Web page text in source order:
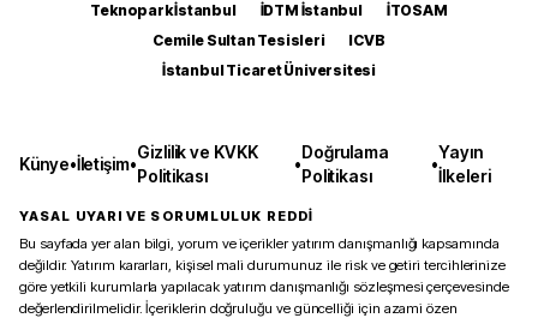
Teknopark İstanbul
İDTM İstanbul
İTOSAM
Cemile Sultan Tesisleri
ICVB
İstanbul Ticaret Üniversitesi
Künye•İletişim•
Gizlilik ve KVKK
Politikası
•
Doğrulama
Politikası
•
Yayın
İlkeleri
YASAL UYARI VE SORUMLULUK REDDİ
Bu sayfada yer alan bilgi, yorum ve içerikler yatırım danışmanlığı kapsamında
değildir. Yatırım kararları, kişisel mali durumunuz ile risk ve getiri tercihlerinize
göre yetkili kurumlarla yapılacak yatırım danışmanlığı sözleşmesi çerçevesinde
değerlendirilmelidir. İçeriklerin doğruluğu ve güncelliği için azami özen